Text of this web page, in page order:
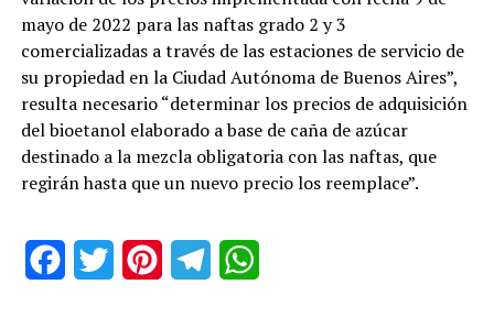
mayo de 2022 para las naftas grado 2 y 3
comercializadas a través de las estaciones de servicio de
su propiedad en la Ciudad Autónoma de Buenos Aires”,
resulta necesario “determinar los precios de adquisición
del bioetanol elaborado a base de caña de azúcar
destinado a la mezcla obligatoria con las naftas, que
regirán hasta que un nuevo precio los reemplace”.
FacebookTwitter PinterestTelegram